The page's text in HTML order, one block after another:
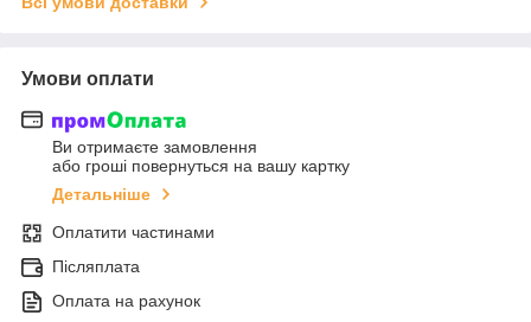
Умови оплати
Ви отримаєте замовлення
або гроші повернуться на вашу картку
Детальніше
Оплатити частинами
Післяплата
Оплата на рахунок